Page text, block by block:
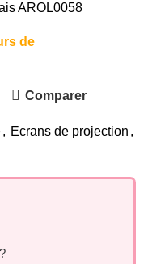
AROL0058
de
Comparer
, Ecrans de projection ,